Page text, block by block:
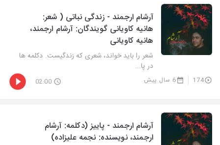
آرشام ارجمند - زندگی نباتی ( شعر:
هانیه کاویانی گویندگان: آرشام ارجمند،
هانیه کاویانی
شعر را باید خواند، شعری که زندگیست. دکلمه ها
در پا...
174 6 سال پیش 02:00
آرشام ارجمند - پاییز (دکلمه: آرشام
ارجمند، نویسنده: نجمه علیزاده)